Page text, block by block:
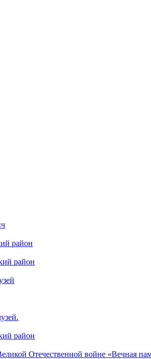
район
район
район
Отечественной войне «Вечная